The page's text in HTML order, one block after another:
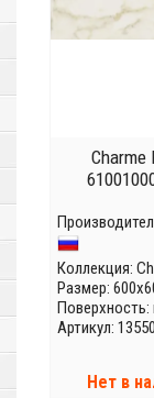
Charme
Коллекция:
Размер:
Поверхность:
Артикул: 13550
Нет в